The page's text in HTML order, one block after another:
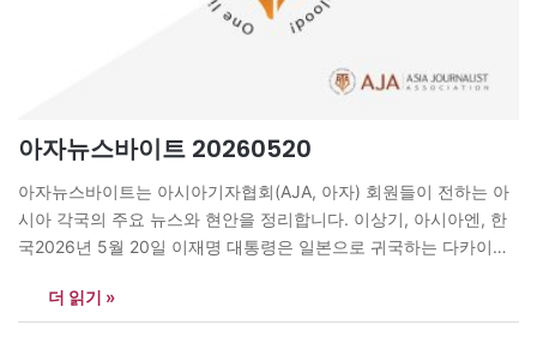
아자뉴스바이트 20260520
아자뉴스바이트는 아시아기자협회(AJA, 아자) 회원들이 전하는 아
시아 각국의 주요 뉴스와 현안을 정리합니다. 이상기, 아시아엔, 한
국2026년 5월 20일 이재명 대통령은 일본으로 귀국하는 다카이치
미래 협력 의지를 강조했다. 이 대통령은 “머지않아 다시 총리님을
만나 뵐 수 있길 기원한다”고 한국어와 일본어로 인사하며, 안동 정
더 읽기 »